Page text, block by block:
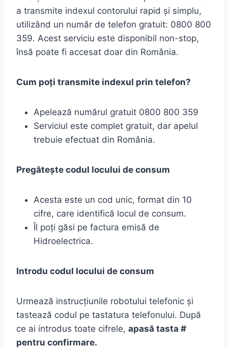
a transmite indexul contorului rapid și simplu,
utilizând un număr de telefon gratuit: 0800 800
359. Acest serviciu este disponibil non-stop,
însă poate fi accesat doar din România.
Cum poți transmite indexul prin telefon?
Apelează numărul gratuit 0800 800 359
Serviciul este complet gratuit, dar apelul
trebuie efectuat din România.
Pregătește codul locului de consum
Acesta este un cod unic, format din 10
cifre, care identifică locul de consum.
Îl poți găsi pe factura emisă de
Hidroelectrica.
Introdu codul locului de consum
Urmează instrucțiunile robotului telefonic și
tastează codul pe tastatura telefonului. După
ce ai introdus toate cifrele, apasă tasta #
pentru confirmare.